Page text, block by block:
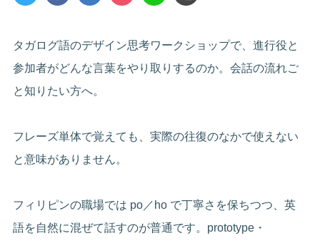
タガログ語のデザイン思考ワークショップで、進行役と
参加者がどんな言葉をやり取りするのか。会話の流れご
と知りたい方へ。
フレーズ単体で覚えても、実際の往復のなかで使えない
と意味がありません。
フィリピンの職場では po／ho で丁寧さを保ちつつ、英
語を自然に混ぜて話すのが普通です。prototype・